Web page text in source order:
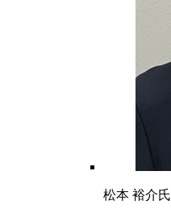
松本 裕介氏